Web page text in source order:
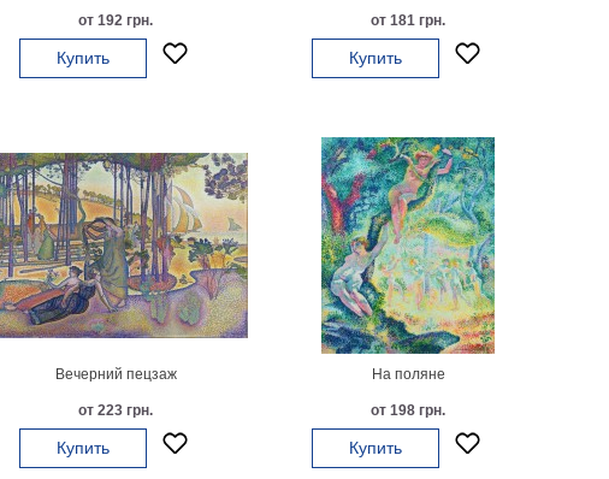
от 192 грн.
Купить
от 181 грн.
Купить
Вечерний пецзаж
от 223 грн.
Купить
На поляне
от 198 грн.
Купить